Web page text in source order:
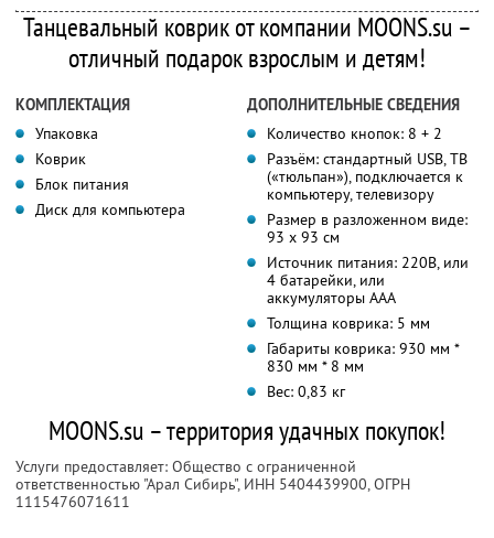
Танцевальный коврик от компании MOONS.su –
отличный подарок взрослым и детям!
КОМПЛЕКТАЦИЯ
Упаковка
Коврик
Блок питания
Диск для компьютера
ДОПОЛНИТЕЛЬНЫЕ СВЕДЕНИЯ
Количество кнопок: 8 + 2
Разъём: стандартный USB, ТВ
(«тюльпан»), подключается к
компьютеру, телевизору
Размер в разложенном виде:
93 х 93 см
Источник питания: 220В, или
4 батарейки, или
аккумуляторы ААА
Толщина коврика: 5 мм
Габариты коврика: 930 мм *
830 мм * 8 мм
Вес: 0,83 кг
MOONS.su – территория удачных покупок!
Услуги предоставляет: Общество с ограниченной
ответственностью "Арал Сибирь", ИНН 5404439900, ОГРН
1115476071611